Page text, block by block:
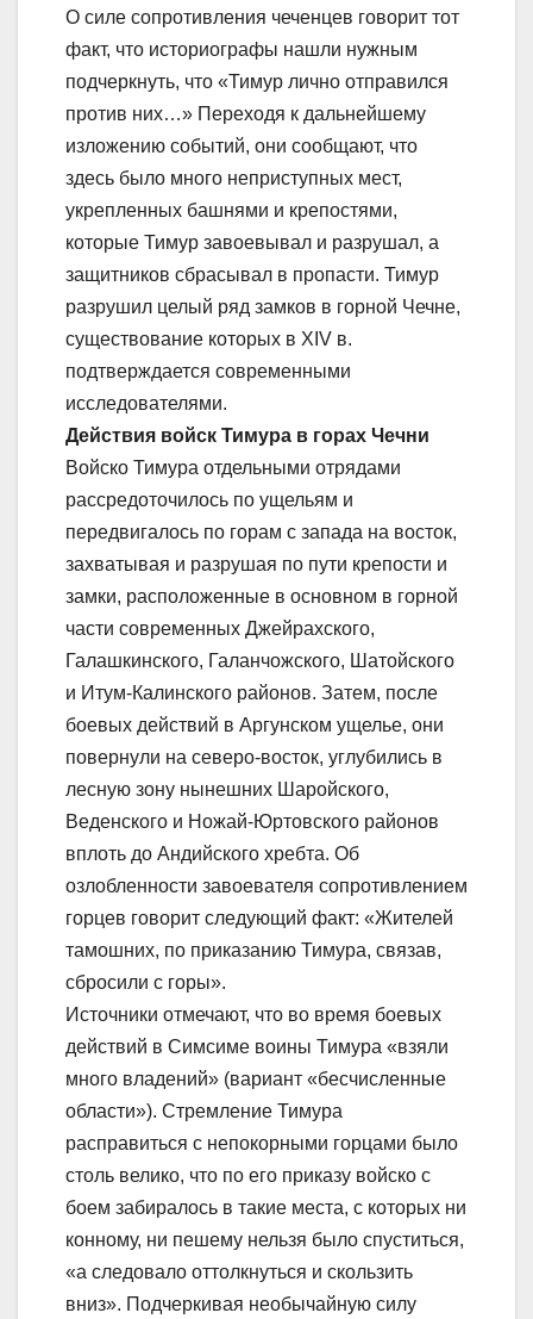
О силе сопротивления чеченцев говорит тот
факт, что историографы нашли нужным
подчеркнуть, что «Тимур лично отправился
против них…» Переходя к дальнейшему
изложению событий, они сообщают, что
здесь было много неприступных мест,
укрепленных башнями и крепостями,
которые Тимур завоевывал и разрушал, а
защитников сбрасывал в пропасти. Тимур
разрушил целый ряд замков в горной Чечне,
существование которых в XIV в.
подтверждается современными
исследователями.
Действия войск Тимура в горах Чечни
Войско Тимура отдельными отрядами
рассредоточилось по ущельям и
передвигалось по горам с запада на восток,
захватывая и разрушая по пути крепости и
замки, расположенные в основном в горной
части современных Джейрахского,
Галашкинского, Галанчожского, Шатойского
и Итум-Калинского районов. Затем, после
боевых действий в Аргунском ущелье, они
повернули на северо-восток, углубились в
лесную зону нынешних Шаройского,
Веденского и Ножай-Юртовского районов
вплоть до Андийского хребта. Об
озлобленности завоевателя сопротивлением
горцев говорит следующий факт: «Жителей
тамошних, по приказанию Тимура, связав,
сбросили с горы».
Источники отмечают, что во время боевых
действий в Симсиме воины Тимура «взяли
много владений» (вариант «бесчисленные
области»). Стремление Тимура
расправиться с непокорными горцами было
столь велико, что по его приказу войско с
боем забиралось в такие места, с которых ни
конному, ни пешему нельзя было спуститься,
«а следовало оттолкнуться и скользить
вниз». Подчеркивая необычайную силу